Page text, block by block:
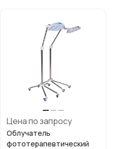
Цена по запросу
Облучатель
фототерапевтический